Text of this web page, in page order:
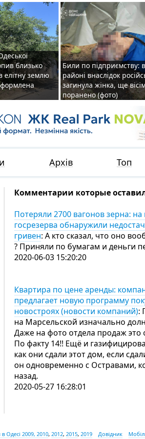
близько
елітну землю
Били по підприємству:
районі внаслідок
загинула жінка, ще
поранено (фото)
Архів Топ
Комментарии которые
Потеряли 2700 вагонов зерна:
госрезерва обнаружили
гривен: А кто сказал, что оно
? Приняли по бумагам и деньги
2020-06-03 15:20:20
Квартира по цене аренды:
предлагает новую программу
новостроях (новости компаний):
на Марсельской изначально
Даже на фото отдела продаж это
По факту 14!! Ещё и
как они сдали этот дом, если
он одновременно с Остравами,
назад.
2020-05-27 16:28:01
Одесі 2009, 2010, 2012, 2015, 2019 Довідник